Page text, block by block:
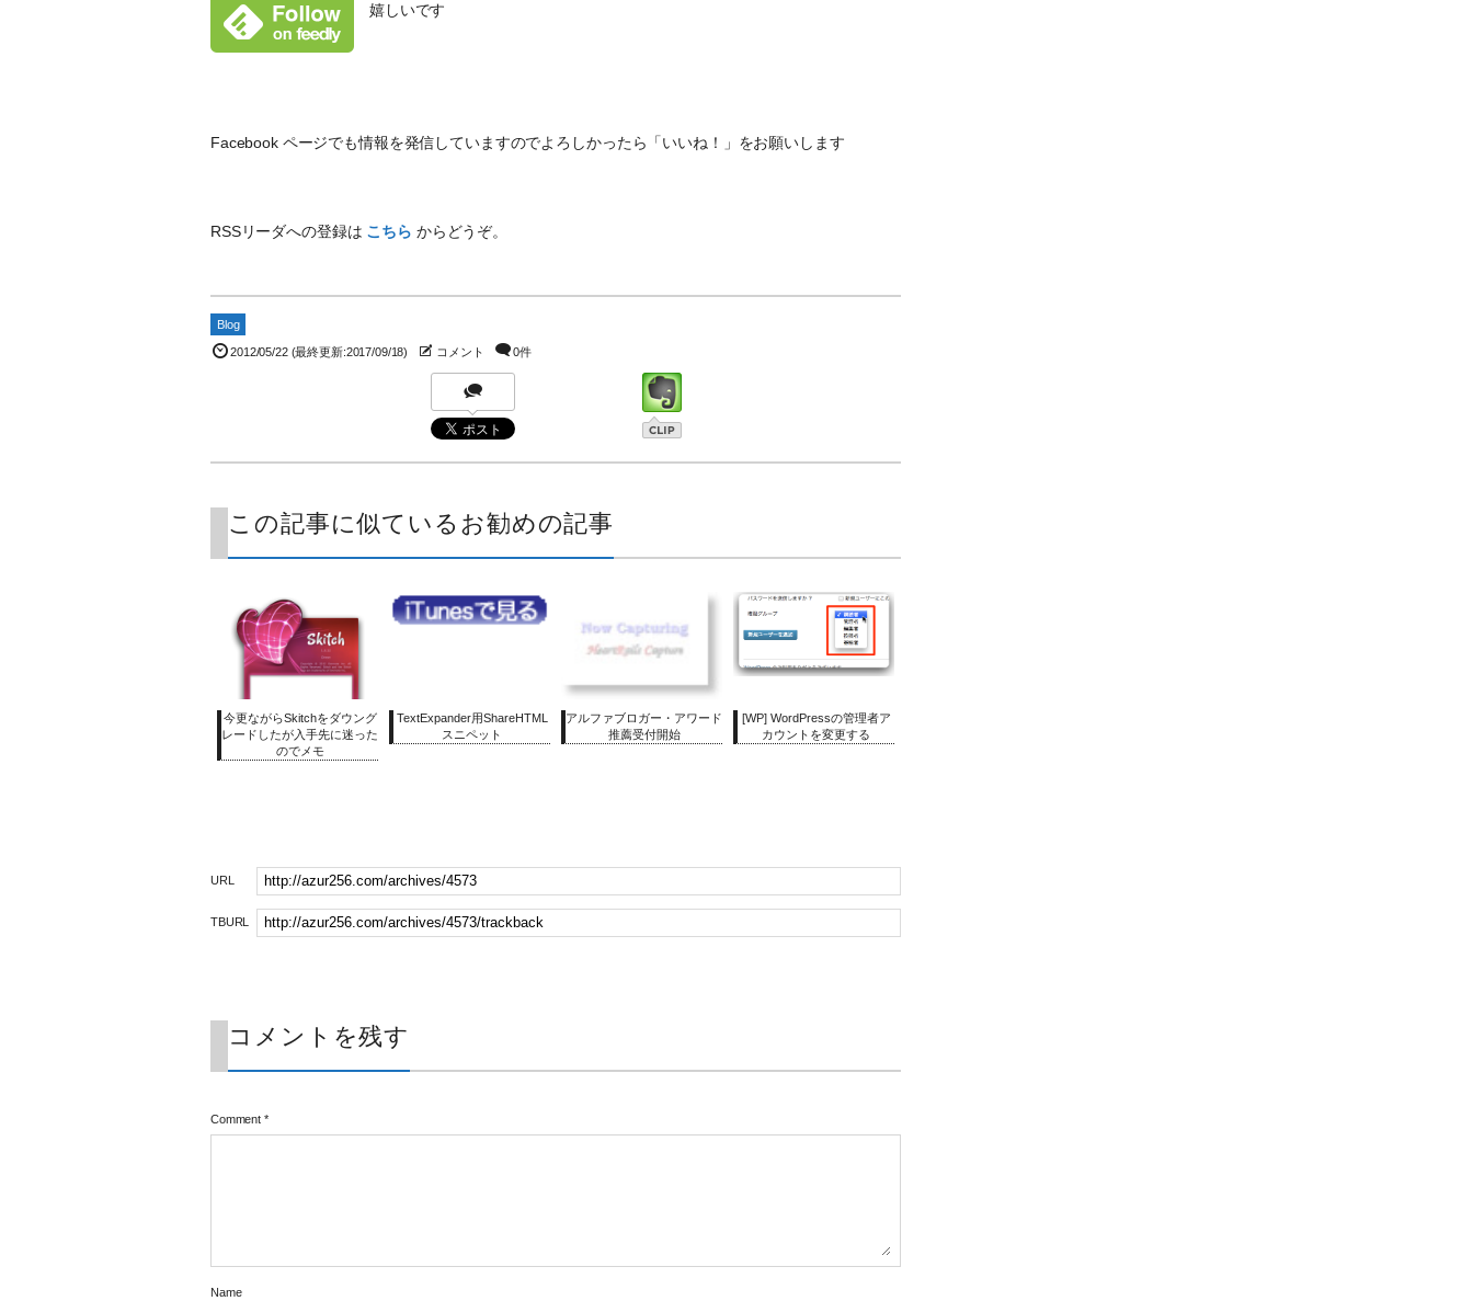
嬉しいです
Facebook ページでも情報を発信していますのでよろしかったら「いいね！」をお願いします
RSSリーダへの登録は こちら からどうぞ。
Blog
2012/05/22(最終更新:2017/09/18) コメント 0件
この記事に似ているお勧めの記事
今更ながらSkitchをダウング
レードしたが入手先に迷った
のでメモ
TextExpander用ShareHTML
スニペット
アルファブロガー・アワード
推薦受付開始
[WP] WordPressの管理者ア
カウントを変更する
URL
TBURL
コメントを残す
Comment *
Name